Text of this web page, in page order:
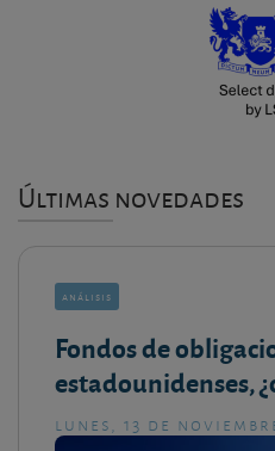
Últimas novedades
análisis
Fondos de
estadounidenses,
lunes, 13 de